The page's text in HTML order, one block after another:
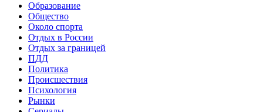
Образование
Общество
Около спорта
Отдых в России
Отдых за границей
ПДД
Политика
Происшествия
Психология
Рынки